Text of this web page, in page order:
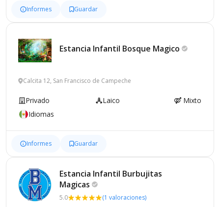
Informes Guardar
Estancia Infantil Bosque Magico
Calcita 12, San Francisco de Campeche
Privado Laico
Mixto
Idiomas
Informes Guardar
Estancia Infantil Burbujitas
Magicas
5.0 (1 valoraciones)